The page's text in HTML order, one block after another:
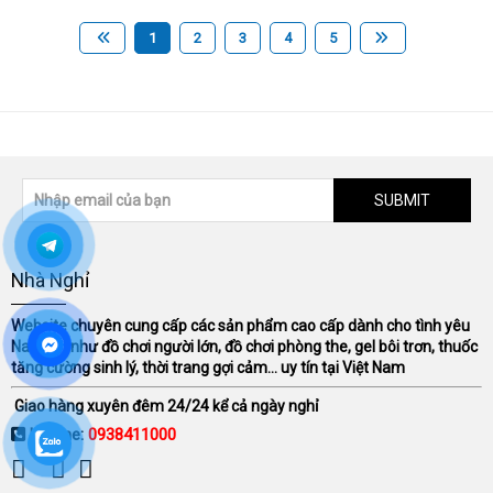
1 2 3 4 5
SUBMIT
Nhà Nghỉ
Website chuyên cung cấp các sản phẩm cao cấp dành cho tình yêu
Nam Nữ như đồ chơi người lớn, đồ chơi phòng the, gel bôi trơn, thuốc
tăng cường sinh lý, thời trang gợi cảm... uy tín tại Việt Nam
Giao hàng xuyên đêm 24/24 kể cả ngày nghỉ
Hotline: 0938411000